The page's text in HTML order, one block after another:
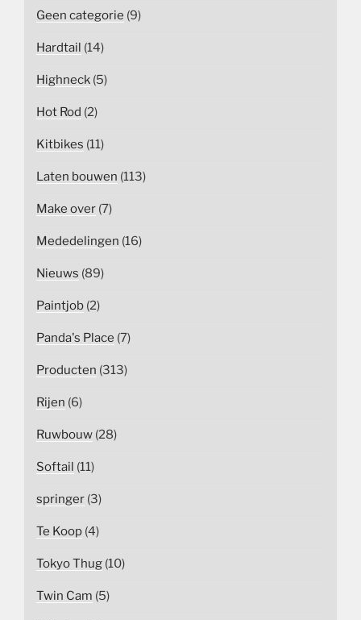
Geen categorie (9)
Hardtail (14)
Highneck (5)
Hot Rod (2)
Kitbikes (11)
Laten bouwen (113)
Make over (7)
Mededelingen (16)
Nieuws (89)
Paintjob (2)
Panda's Place (7)
Producten (313)
Rijen (6)
Ruwbouw (28)
Softail (11)
springer (3)
Te Koop (4)
Tokyo Thug (10)
Twin Cam (5)